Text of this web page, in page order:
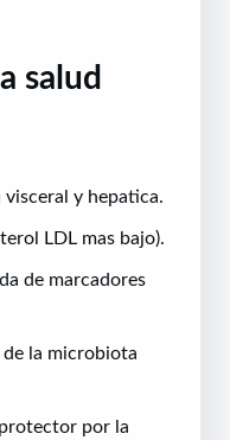
salud
y hepatica.
LDL mas bajo).
de marcadores
la microbiota
por la